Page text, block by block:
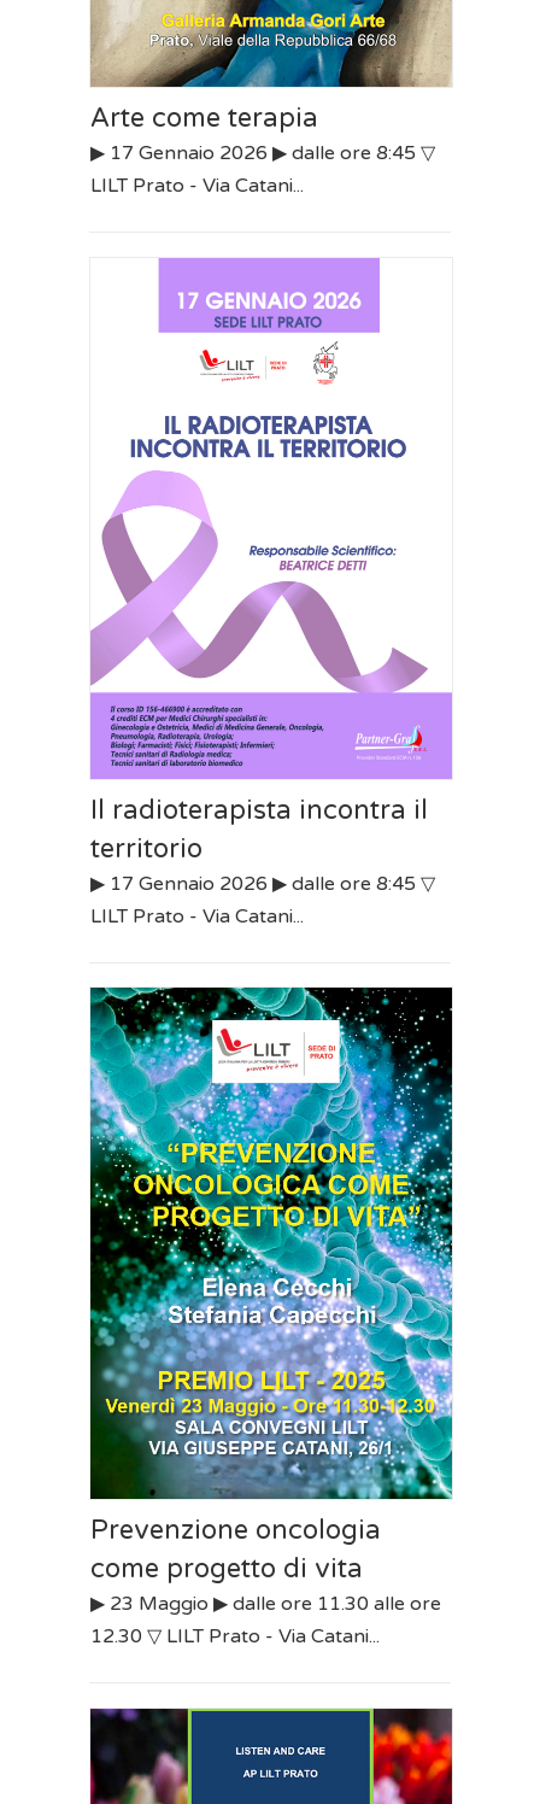
Arte come terapia
▶︎ 17 Gennaio 2026 ▶︎ dalle ore 8:45 ▽
LILT Prato - Via Catani...
Il radioterapista incontra il
territorio
▶︎ 17 Gennaio 2026 ▶︎ dalle ore 8:45 ▽
LILT Prato - Via Catani...
Prevenzione oncologia
come progetto di vita
▶︎ 23 Maggio ▶︎ dalle ore 11.30 alle ore
12.30 ▽ LILT Prato - Via Catani...